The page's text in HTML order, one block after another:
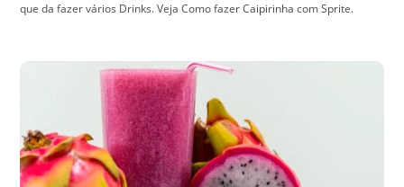
que da fazer vários Drinks. Veja Como fazer Caipirinha com Sprite.